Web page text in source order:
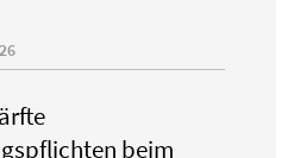
beim